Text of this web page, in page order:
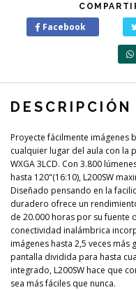
Facebook
DESCRIPCIÓN
Proyecte fácilmente imágenes
cualquier lugar del aula con la
WXGA 3LCD. Con 3.800
hasta 120"(16:10), L200SW
Diseñado pensando en la
duradero ofrece un
de 20.000 horas por su fuente
conectividad inalámbrica
imágenes hasta 2,5 veces
pantalla dividida para hasta
integrado, L200SW hace que
sea más fáciles que nunca.